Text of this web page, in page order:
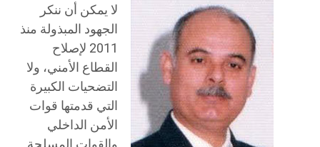
لا يمكن أن ننكر
الجهود المبذولة منذ
2011 لإصلاح
القطاع الأمني، ولا
التضحيات الكبيرة
التي قدمتها قوات
الأمن الداخلي